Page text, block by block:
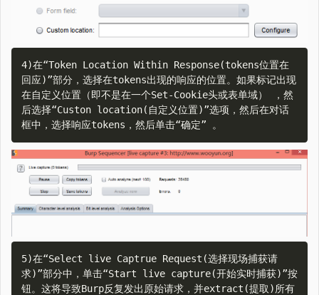
4)在“Token Location Within Response(tokens位置在
回应)”部分，选择在tokens出现的响应的位置。如果标记出现
在自定义位置（即不是在一个Set-Cookie头或表单域） ，然
后选择“Custon location(自定义位置)”选项，然后在对话
5)在“Select live Captrue Request(选择现场捕获请
求)”部分中，单击“Start live capture(开始实时捕获)”按
钮。这将导致Burp反复发出原始请求，并extract(提取)所有